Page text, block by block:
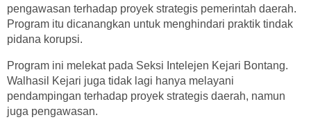
pengawasan terhadap proyek strategis pemerintah daerah.
Program itu dicanangkan untuk menghindari praktik tindak
pidana korupsi.
Program ini melekat pada Seksi Intelejen Kejari Bontang.
Walhasil Kejari juga tidak lagi hanya melayani
pendampingan terhadap proyek strategis daerah, namun
juga pengawasan.